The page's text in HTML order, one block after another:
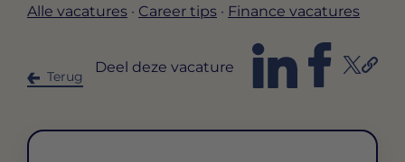
Alle vacatures · Career tips · Finance vacatures
Terug
Deel deze vacature